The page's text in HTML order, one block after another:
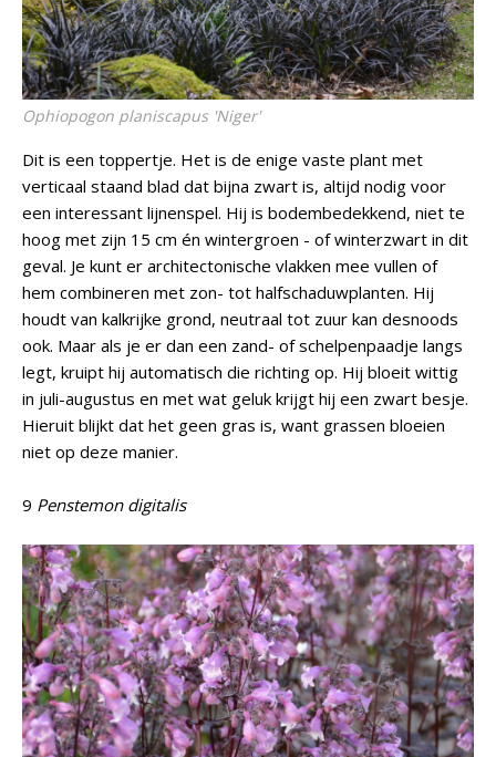
Ophiopogon planiscapus'Niger'
Dit is een toppertje. Het is de enige vaste plant met
verticaal staand blad dat bijna zwart is, altijd nodig voor
een interessant lijnenspel. Hij is bodembedekkend, niet te
hoog met zijn 15 cm én wintergroen - of winterzwart in dit
geval. Je kunt er architectonische vlakken mee vullen of
hem combineren met zon- tot halfschaduwplanten. Hij
houdt van kalkrijke grond, neutraal tot zuur kan desnoods
ook. Maar als je er dan een zand- of schelpenpaadje langs
legt, kruipt hij automatisch die richting op. Hij bloeit wittig
in juli-augustus en met wat geluk krijgt hij een zwart besje.
Hieruit blijkt dat het geen gras is, want grassen bloeien
niet op deze manier.
9 Penstemon digitalis